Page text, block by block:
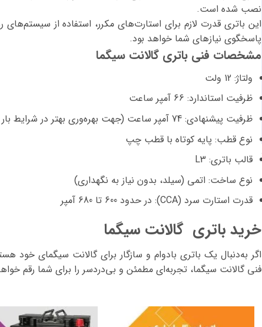
نصب شده است.
این باتری قدرت لازم برای استارت‌های مکرر، استفاده از
پاسخگوی نیازهای شما خواهد بود.
مشخصات فنی باتری گالانت سیگما
ولتاژ:
ظرفیت استاندارد:
ظرفیت پیشنهادی: 74 آمپر ساعت (جهت بهره‌وری بهتر در شرایط بار بالا)
نوع قطب: پایه کوتاه با قطب چپ
قالب باتری:
نوع ساخت: اتمی (سیلد، بدون نیاز به نگهداری)
قدرت استارت سرد (CCA):
در حدود 600 تا 680 آمپر
خرید باتری گالانت سیگما
اگر به‌دنبال یک باتری بادوام و سازگار برای گالانت سیگمای خود
فنی گالانت سیگما، تجربه‌ای مطمئن و بی‌دردسر را برای شما رقم